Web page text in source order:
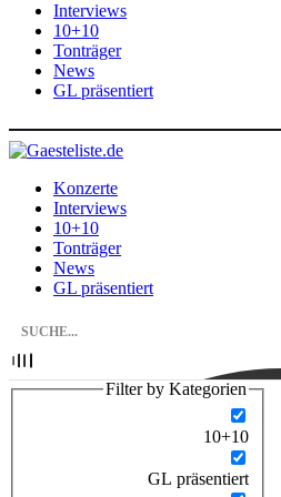
Interviews
10+10
Tonträger
News
GL präsentiert
Konzerte
Interviews
10+10
Tonträger
News
GL präsentiert
Filter by Kategorien
10+10
GL präsentiert